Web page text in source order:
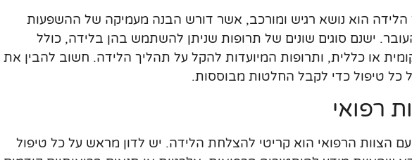
הלידה הוא נושא רגיש ומורכב, אשר דורש הבנה מעמיקה של ההשפעות
ישנם סוגים שונים של תרופות שניתן להשתמש בהן בלידה, כולל
או כללית, ותרופות המיועדות להקל על תהליך הלידה. חשוב להבין את
כל טיפול כדי לקבל החלטות מבוססות.
רפואי
הצוות הרפואי הוא קריטי להצלחת הלידה. יש לדון מראש על כל טיפול